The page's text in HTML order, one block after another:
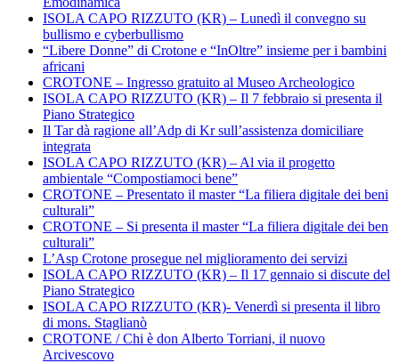
ISOLA CAPO RIZZUTO (KR) – Lunedì il convegno su
bullismo e cyberbullismo
“Libere Donne” di Crotone e “InOltre” insieme per i bambini
africani
CROTONE – Ingresso gratuito al Museo Archeologico
ISOLA CAPO RIZZUTO (KR) – Il 7 febbraio si presenta il
Piano Strategico
Il Tar dà ragione all’Adp di Kr sull’assistenza domiciliare
integrata
ISOLA CAPO RIZZUTO (KR) – Al via il progetto
ambientale “Compostiamoci bene”
CROTONE – Presentato il master “La filiera digitale dei beni
culturali”
CROTONE – Si presenta il master “La filiera digitale dei ben
culturali”
L’Asp Crotone prosegue nel miglioramento dei servizi
ISOLA CAPO RIZZUTO (KR) – Il 17 gennaio si discute del
Piano Strategico
ISOLA CAPO RIZZUTO (KR)- Venerdì si presenta il libro
di mons. Staglianò
CROTONE / Chi è don Alberto Torriani, il nuovo
Arcivescovo